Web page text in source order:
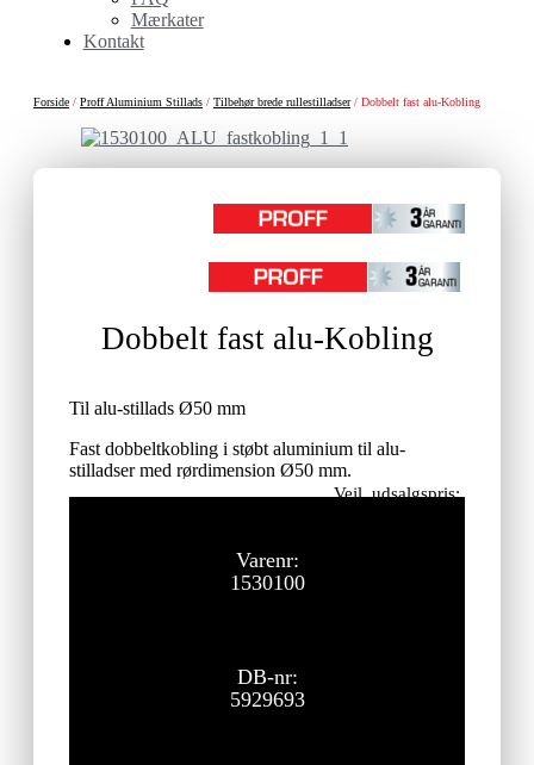
Mærkater
Kontakt
Forside / Proff Aluminium Stillads / Tilbehør brede rullestilladser/ Dobbelt fast alu-Kobling
Dobbelt fast alu-Kobling
Til alu-stillads Ø50 mm
Fast dobbeltkobling i støbt aluminium til alu-
stilladser med rørdimension Ø50 mm.
Vejl. udsalgspris:
Varenr:
1530100
DB-nr:
5929693